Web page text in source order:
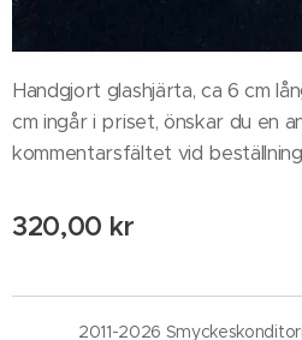
Handgjort glashjärta, ca 6 cm
cm ingår i priset, önskar du en
kommentarsfältet vid
320,00 kr
2011-2026